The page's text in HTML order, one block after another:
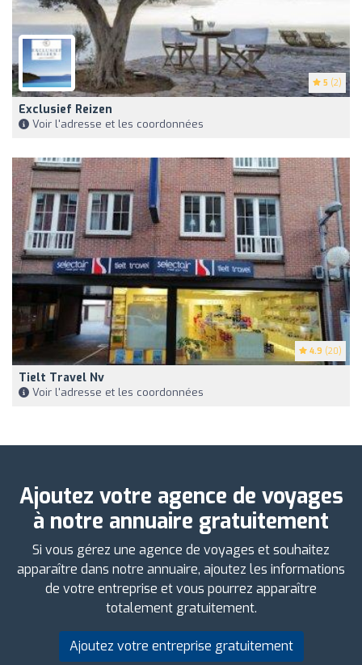
5 (2)
Exclusief Reizen
Voir l'adresse et les coordonnées
4.9 (20)
Tielt Travel Nv
Voir l'adresse et les coordonnées
Ajoutez votre agence de voyages
à notre annuaire gratuitement
Si vous gérez une agence de voyages et souhaitez
apparaître dans notre annuaire, ajoutez les informations
de votre entreprise et vous pourrez apparaître
totalement gratuitement.
Ajoutez votre entreprise gratuitement